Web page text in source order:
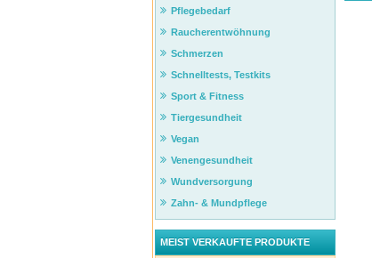
Pflegebedarf
Raucherentwöhnung
Schmerzen
Schnelltests, Testkits
Sport & Fitness
Tiergesundheit
Vegan
Venengesundheit
Wundversorgung
Zahn- & Mundpflege
MEIST VERKAUFTE PRODUKTE